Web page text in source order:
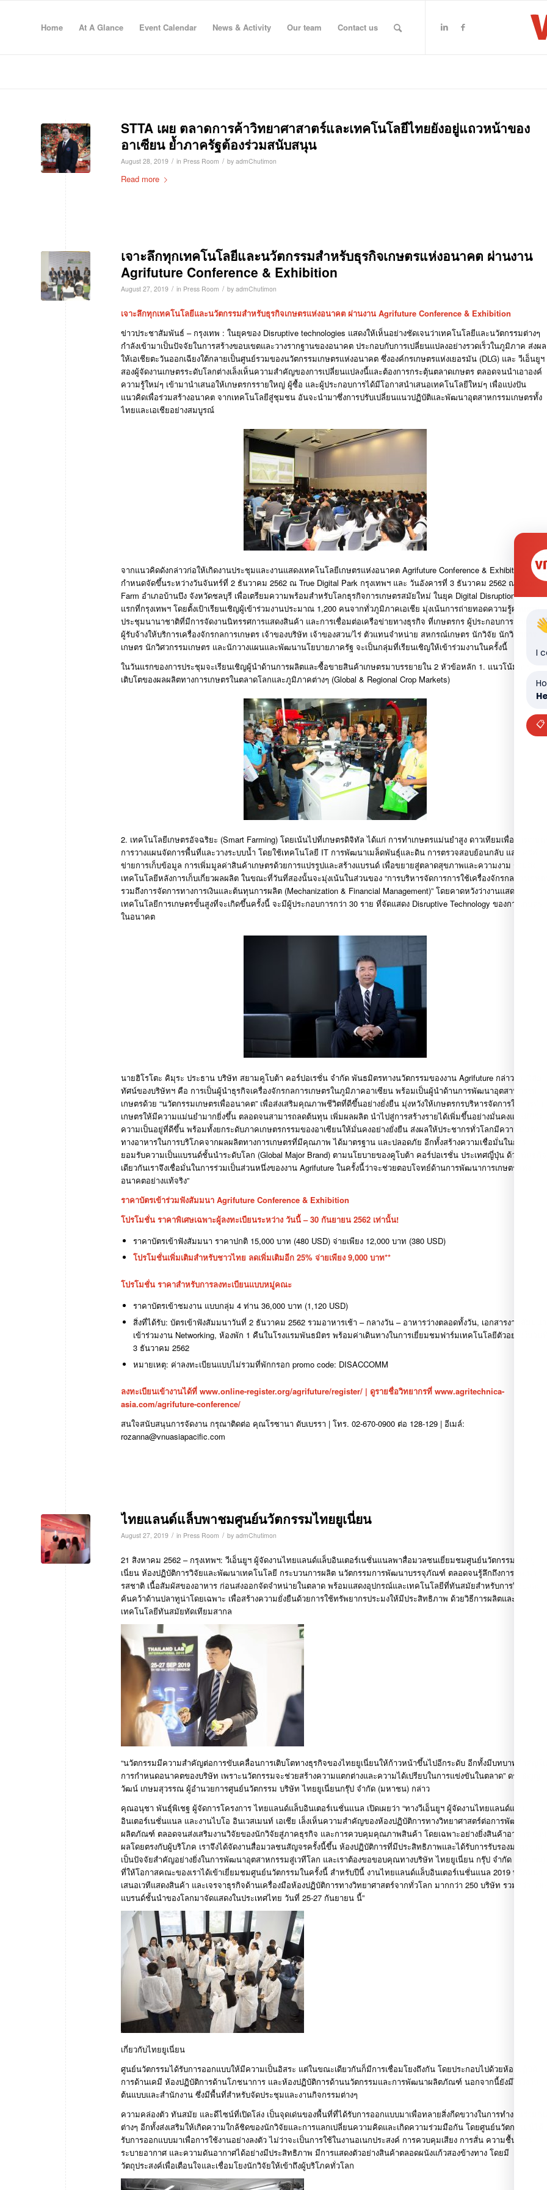
Home At A Glance Event Calendar News & Activity Our team Contact us
STTA เผย ตลาดการค้าวิทยาศาสาตร์และเทคโนโลยีไทยยังอยู่แถวหน้าของ
อาเซียน ย้ำภาครัฐต้องร่วมสนับสนุน
August 28, 2019 / in Press Room / by admChutimon
Read more
เจาะลึกทุกเทคโนโลยีและนวัตกรรมสำหรับธุรกิจเกษตรแห่งอนาคต ผ่านงาน
Agrifuture Conference & Exhibition
August 27, 2019 / in Press Room / by admChutimon
เจาะลึกทุกเทคโนโลยีและนวัตกรรมสำหรับธุรกิจเกษตรแห่งอนาคต ผ่านงาน Agrifuture Conference & Exhibition
ข่าวประชาสัมพันธ์ – กรุงเทพ : ในยุคของ Disruptive technologies แสดงให้เห็นอย่างชัดเจนว่าเทคโนโลยีและนวัตกรรมต่างๆ
กำลังเข้ามาเป็นปัจจัยในการสร้างขอบเขตและวางรากฐานของอนาคต ประกอบกับการเปลี่ยนแปลงอย่างรวดเร็วในภูมิภาค ส่งผล
ให้เอเชียตะวันออกเฉียงใต้กลายเป็นศูนย์รวมของนวัตกรรมเกษตรแห่งอนาคต ซึ่งองค์กรเกษตรแห่งเยอรมัน (DLG) และ วีเอ็นยูฯ
สองผู้จัดงานเกษตรระดับโลกต่างเล็งเห็นความสำคัญของการเปลี่ยนแปลงนี้และต้องการกระตุ้นตลาดเกษตร ตลอดจนนำเอาองค์
ความรู้ใหม่ๆ เข้ามานำเสนอให้เกษตรกรรายใหญ่ ผู้ซื้อ และผู้ประกอบการได้มีโอกาสนำเสนอเทคโนโลยีใหม่ๆ เพื่อแบ่งปัน
แนวคิดเพื่อร่วมสร้างอนาคต จากเทคโนโลยีสู่ชุมชน อันจะนำมาซึ่งการปรับเปลี่ยนแนวปฏิบัติและพัฒนาอุตสาหกรรมเกษตรทั้ง
ไทยและเอเชียอย่างสมบูรณ์
จากแนวคิดดังกล่าวก่อให้เกิดงานประชุมและงานแสดงเทคโนโลยีเกษตรแห่งอนาคต Agrifuture Conference & Exhibition
กำหนดจัดขึ้นระหว่างวันจันทร์ที่ 2 ธันวาคม 2562 ณ True Digital Park กรุงเทพฯ และ วันอังคารที่ 3 ธันวาคม 2562 ณ
Kubota
Farm อำเภอบ้านบึง จังหวัดชลบุรี เพื่อเตรียมความพร้อมสำหรับโลกธุรกิจการเกษตรสมัยใหม่ ในยุค Digital Disruptionเป็นครั้ง
แรกที่กรุงเทพฯ โดยตั้งเป้าเรียนเชิญผู้เข้าร่วมงานประมาณ 1,200 คนจากทั่วภูมิภาคเอเชีย มุ่งเน้นการถ่ายทอดความรู้ผ่านงาน
ประชุมนานาชาติที่มีการจัดงานนิทรรศการแสดงสินค้า และการเชื่อมต่อเครือข่ายทางธุรกิจ ที่เกษตรกร ผู้ประกอบการค้าและ
ผู้รับจ้างให้บริการเครื่องจักรกลการเกษตร เจ้าของบริษัท เจ้าของสวน/ไร่ ตัวแทนจำหน่าย สหกรณ์เกษตร นักวิจัย นักวิชาการ
เกษตร นักวิศวกรรมเกษตร และนักวางแผนและพัฒนานโยบายภาครัฐ จะเป็นกลุ่มที่เรียนเชิญให้เข้าร่วมงานในครั้งนี้
ในวันแรกของการประชุมจะเรียนเชิญผู้นำด้านการผลิตและซื้อขายสินค้าเกษตรมาบรรยายใน 2 หัวข้อหลัก 1. แนวโน้มการ
เติบโตของผลผลิตทางการเกษตรในตลาดโลกและภูมิภาคต่างๆ (Global & Regional Crop Markets)
2. เทคโนโลยีเกษตรอัจฉริยะ (Smart Farming) โดยเน้นไปที่เกษตรดิจิทัล ได้แก่ การทำเกษตรแม่นยำสูง ดาวเทียมเพื่อการเกษต
การวางแผนจัดการพื้นที่และวางระบบน้ำ โดยใช้เทคโนโลยี IT การพัฒนาเมล็ดพันธุ์และดิน การตรวจสอบย้อนกลับ และเครือ
ข่ายการเก็บข้อมูล การเพิ่มมูลค่าสินค้าเกษตรด้วยการแปรรูปและสร้างแบรนด์ เพื่อขยายสู่ตลาดสุขภาพและความงาม รวมถึง
เทคโนโลยีหลังการเก็บเกี่ยวผลผลิต ในขณะที่วันที่สองนั้นจะมุ่งเน้นในส่วนของ “การบริหารจัดการการใช้เครื่องจักรกลการเกษต
รวมถึงการจัดการทางการเงินและต้นทุนการผลิต (Mechanization & Financial Management)” โดยคาดหวังว่างานแสดง
เทคโนโลยีการเกษตรขั้นสูงที่จะเกิดขึ้นครั้งนี้ จะมีผู้ประกอบการกว่า 30 ราย ที่จัดแสดง Disruptive Technology ของการเกษตร
ในอนาคต
นายฮิโรโตะ คิมุระ ประธาน บริษัท สยามคูโบต้า คอร์ปอเรชั่น จำกัด พันธมิตรทางนวัตกรรมของงาน Agrifuture กล่าวว่า
ทัศน์ของบริษัทฯ คือ การเป็นผู้นำธุรกิจเครื่องจักรกลการเกษตรในภูมิภาคอาเซียน พร้อมเป็นผู้นำด้านการพัฒนาอุตสาหกรรม
เกษตรด้วย “นวัตกรรมเกษตรเพื่ออนาคต” เพื่อส่งเสริมคุณภาพชีวิตที่ดีขึ้นอย่างยั่งยืน มุ่งหวังให้เกษตรกรบริหารจัดการในการทำ
เกษตรให้มีความแม่นยำมากยิ่งขึ้น ตลอดจนสามารถลดต้นทุน เพิ่มผลผลิต นำไปสู่การสร้างรายได้เพิ่มขึ้นอย่างมั่นคงและมีชีวิต
ความเป็นอยู่ที่ดีขึ้น พร้อมทั้งยกระดับภาคเกษตรกรรมของอาเซียนให้มั่นคงอย่างยั่งยืน ส่งผลให้ประชากรทั่วโลกมีความมั่นคง
ทางอาหารในการบริโภคจากผลผลิตทางการเกษตรที่มีคุณภาพ ได้มาตรฐาน และปลอดภัย อีกทั้งสร้างความเชื่อมั่นในการ
ยอมรับความเป็นแบรนด์ชั้นนำระดับโลก (Global Major Brand) ตามนโยบายของคูโบต้า คอร์ปอเรชั่น ประเทศญี่ปุ่น ด้วยพันธกิจ
เดียวกันเราจึงเชื่อมั่นในการร่วมเป็นส่วนหนึ่งของงาน Agrifuture ในครั้งนี้ว่าจะช่วยตอบโจทย์ด้านการพัฒนาการเกษตรแห่ง
อนาคตอย่างแท้จริง”
ราคาบัตรเข้าร่วมฟังสัมมนา Agrifuture Conference & Exhibition
โปรโมชั่น ราคาพิเศษเฉพาะผู้ลงทะเบียนระหว่าง วันนี้– 30 กันยายน 2562 เท่านั้น!
ราคาบัตรเข้าฟังสัมมนา ราคาปกติ 15,000 บาท (480 USD) จ่ายเพียง 12,000 บาท (380 USD)
โปรโมชั่นเพิ่มเติมสำหรับชาวไทย ลดเพิ่มเติมอีก 25% จ่ายเพียง 9,000 บาท**
โปรโมชั่น ราคาสำหรับการลงทะเบียนแบบหมู่คณะ
ราคาบัตรเข้าชมงาน แบบกลุ่ม 4 ท่าน 36,000 บาท (1,120 USD)
สิ่งที่ได้รับ: บัตรเข้าฟังสัมมนาวันที่ 2 ธันวาคม 2562 รวมอาหารเช้า – กลางวัน – อาหารว่างตลอดทั้งวัน, เอกสารงานสัมมนา
เข้าร่วมงาน Networking, ห้องพัก 1 คืนในโรงแรมพันธมิตร พร้อมค่าเดินทางในการเยี่ยมชมฟาร์มเทคโนโลยีตัวอย่างในวัน
3 ธันวาคม 2562
หมายเหตุ: ค่าลงทะเบียนแบบไม่รวมที่พักกรอก promo code: DISACCOMM
ลงทะเบียนเข้างานได้ที่ www.online-register.org/agrifuture/register/ | ดูรายชื่อวิทยากรที่ www.agritechnica-
asia.com/agrifuture-conference/
สนใจสนับสนุนการจัดงาน กรุณาติดต่อ คุณโรซานา ดับเบรรา | โทร. 02-670-0900 ต่อ 128-129 | อีเมล์:
rozanna@vnuasiapacific.com
ไทยแลนด์แล็บพาชมศูนย์นวัตกรรมไทยยูเนี่ยน
August 27, 2019 / in Press Room / by admChutimon
21 สิงหาคม 2562 – กรุงเทพฯ: วีเอ็นยูฯ ผู้จัดงานไทยแลนด์แล็บอินเตอร์เนชั่นแนลพาสื่อมวลชนเยี่ยมชมศูนย์นวัตกรรมไทยยู
เนี่ยน ห้องปฏิบัติการวิจัยและพัฒนาเทคโนโลยี กระบวนการผลิต นวัตกรรมการพัฒนาบรรจุภัณฑ์ ตลอดจนรู้ลึกถึงการพัฒนา
รสชาติ เนื้อสัมผัสของอาหาร ก่อนส่งออกจัดจำหน่ายในตลาด พร้อมแสดงอุปกรณ์และเทคโนโลยีที่ทันสมัยสำหรับการวิจัยและ
ค้นคว้าด้านปลาทูน่าโดยเฉพาะ เพื่อสร้างความยั่งยืนด้วยการใช้ทรัพยากรประมงให้มีประสิทธิภาพ ด้วยวิธีการผลิตและ
เทคโนโลยีทันสมัยทัดเทียมสากล
“นวัตกรรมมีความสำคัญต่อการขับเคลื่อนการเติบโตทางธุรกิจของไทยยูเนี่ยนให้ก้าวหน้าขึ้นไปอีกระดับ อีกทั้งมีบทบาทสำคัญใน
การกำหนดอนาคตของบริษัท เพราะนวัตกรรมจะช่วยสร้างความแตกต่างและความได้เปรียบในการแข่งขันในตลาด” ดร. ธัญญ
วัฒน์ เกษมสุวรรณ ผู้อำนวยการศูนย์นวัตกรรม บริษัท ไทยยูเนี่ยนกรุ๊ป จำกัด (มหาชน) กล่าว
คุณอนุชา พันธุ์พิเชฐ ผู้จัดการโครงการ ไทยแลนด์แล็บอินเตอร์เนชั่นแนล เปิดเผยว่า “ทางวีเอ็นยูฯ ผู้จัดงานไทยแลนด์แล็บ
อินเตอร์เนชั่นแนล และงานไบโอ อินเวสเมนท์ เอเชีย เล็งเห็นความสำคัญของห้องปฏิบัติการทางวิทยาศาสตร์ต่อการพัฒนา
ผลิตภัณฑ์ ตลอดจนส่งเสริมงานวิจัยของนักวิจัยสู่ภาคธุรกิจ และการควบคุมคุณภาพสินค้า โดยเฉพาะอย่างยิ่งสินค้าอาหาร ซึ่งมี
ผลโดยตรงกับผู้บริโภค เราจึงได้จัดงานสื่อมวลชนสัญจรครั้งนี้ขึ้น ห้องปฏิบัติการที่มีประสิทธิภาพและได้รับการรับรองมาตรฐาน
เป็นปัจจัยสำคัญอย่างยิ่งในการพัฒนาอุตสาหกรรมสู่เวทีโลก และเราต้องขอขอบคุณทางบริษัท ไทยยูเนี่ยน กรุ๊ป จำกัด (มหาชน)
ที่ให้โอกาสคณะของเราได้เข้าเยี่ยมชมศูนย์นวัตกรรมในครั้งนี้ สำหรับปีนี้ งานไทยแลนด์แล็บอินเตอร์เนชั่นแนล 2019 พร้อมนำ
เสนอเวทีแสดงสินค้า และเจรจาธุรกิจด้านเครื่องมือห้องปฏิบัติการทางวิทยาศาสตร์จากทั่วโลก มากกว่า 250 บริษัท รวมกว่า 500
แบรนด์ชั้นนำของโลกมาจัดแสดงในประเทศไทย วันที่ 25-27 กันยายน นี้”
เกี่ยวกับไทยยูเนี่ยน
ศูนย์นวัตกรรมได้รับการออกแบบให้มีความเป็นอิสระ แต่ในขณะเดียวกันก็มีการเชื่อมโยงถึงกัน โดยประกอบไปด้วยห้องปฏิบัติ
การด้านเคมี ห้องปฏิบัติการด้านโภชนาการ และห้องปฏิบัติการด้านนวัตกรรมและการพัฒนาผลิตภัณฑ์ นอกจากนี้ยังมีโรงงาน
ต้นแบบและสำนักงาน ซึ่งมีพื้นที่สำหรับจัดประชุมและงานกิจกรรมต่างๆ
ความคล่องตัว ทันสมัย และดีไซน์ที่เปิดโล่ง เป็นจุดเด่นของพื้นที่ที่ได้รับการออกแบบมาเพื่อทลายสิ่งกีดขวางในการทำงานร่วมกัน
ต่างๆ อีกทั้งส่งเสริมให้เกิดความใกล้ชิดของนักวิจัยและการแลกเปลี่ยนความคิดและเกิดความร่วมมือกัน โดยศูนย์นวัตกรรมนี้ได้
รับการออกแบบมาเพื่อการใช้งานอย่างลงตัว ไม่ว่าจะเป็นการใช้ในงานอเนกประสงค์ การควบคุมเสียง การสั่น ความชื้น การ
ระบายอากาศ และความดันอากาศได้อย่างมีประสิทธิภาพ มีการแสดงตัวอย่างสินค้าตลอดผนังแก้วสองข้างทาง โดยมี
วัตถุประสงค์เพื่อเตือนใจและเชื่อมโยงนักวิจัยให้เข้าถึงผู้บริโภคทั่วโลก
I